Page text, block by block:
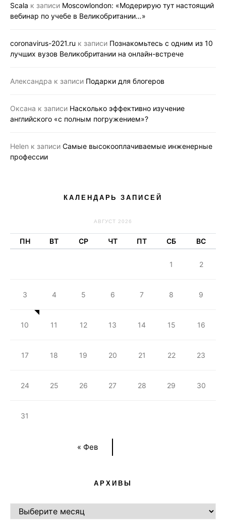
Scala к записи Moscowlondon: «Модерирую тут настоящий
вебинар по учебе в Великобритании…»
coronavirus-2021.ru к записи Познакомьтесь с одним из 10
лучших вузов Великобритании на онлайн-встрече
Александра к записи Подарки для блогеров
Оксана к записи Насколько эффективно изучение
английского «с полным погружением»?
Helen к записи Самые высокооплачиваемые инженерные
профессии
КАЛЕНДАРЬ ЗАПИСЕЙ
АВГУСТ 2026
ПН ВТ СР ЧТ ПТ СБ ВС
« Фев
1 2
3 4 5 6 7 8 9
10 11 12 13 14 15 16
17 18 19 20 21 22 23
24 25 26 27 28 29 30
31
АРХИВЫ